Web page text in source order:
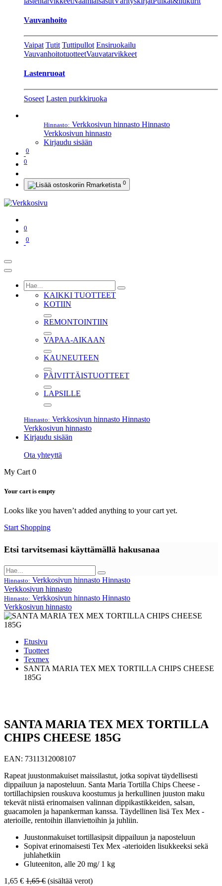
Vauvanhoito
Vaipat Tutit Tuttipullot Ensiruokailu
VauvanhoitotuotteetVauvatarvikkeet
Lastenruoat
Soseet Lasten purkkiruoka
Hinnasto: Verkkosivun hinnasto Hinnasto
Verkkosivun hinnasto
Kirjaudu sisään
0
0
0
0
0
KAIKKI TUOTTEET
KOTIIN
REMONTOINTIIN
VAPAA-AIKAAN
KAUNEUTEEN
PÄIVITTÄISTUOTTEET
LAPSILLE
Hinnasto: Verkkosivun hinnasto Hinnasto
Verkkosivun hinnasto
Kirjaudu sisään
Ota yhteyttä
My Cart 0
Your cart is empty
Looks like you haven’t added anything to your cart yet.
Start Shopping
Etsi tarvitsemasi käyttämällä hakusanaa
Hinnasto: Verkkosivun hinnasto Hinnasto
Verkkosivun hinnasto
Hinnasto: Verkkosivun hinnasto Hinnasto
Verkkosivun hinnasto
Etusivu
Tuotteet
Texmex
SANTA MARIA TEX MEX TORTILLA CHIPS CHEESE
185G
SANTA MARIA TEX MEX TORTILLA
CHIPS CHEESE 185G
EAN: 7311312008107
Rapeat juustonmakuiset maissilastut, jotka sopivat täydellisesti
dippailuun ja naposteluun. Santa Maria Tortilla Chips Cheese -
tortillachipsien rouskuva koostumus ja herkullinen juuston maku
tekevät niistä erinomaisen valinnan dippikastikkeiden, salsan,
guacamolen ja hapankerman kanssa. Täydellinen lisä Tex Mex -
aterioille, rentoihin illanviettoihin ja juhliin.
Juustonmakuiset tortillasipsit dippailuun ja naposteluun
Sopivat erinomaisesti Tex Mex -aterioiden lisukkeeksi sekä
juhlahetkiin
Gluteeniton, alle 20 mg/ 1 kg
1,65 € 1,65€ (sisältää verot)